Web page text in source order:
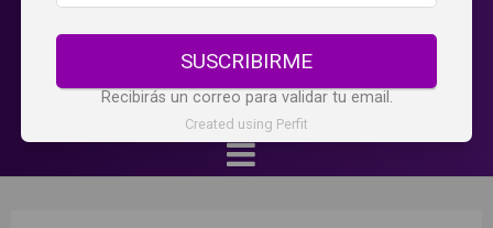
SUSCRIBIRME
Recibirás un correo para validar tu email.
Created using Perfit